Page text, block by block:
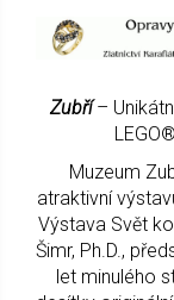
Zubří –
Muzeum
atraktivní
Výstava Svět
Šimr, Ph.D.,
let minulého